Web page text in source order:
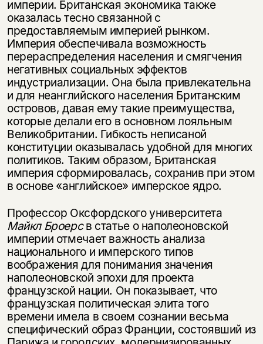
империи. Британская экономика также
оказалась тесно связанной с
предоставляемым империей рынком.
Империя обеспечивала возможность
перераспределения населения и смягчения
негативных социальных эффектов
индустриализации. Она была привлекательна
и для неанглийского населения Британским
островов, давая ему такие преимущества,
которые делали его в основном лояльным
Великобритании. Гибкость неписаной
конституции оказывалась удобной для многих
политиков. Таким образом, Британская
империя сформировалась, сохранив при этом
в основе «английское» имперское ядро.
Профессор Оксфордского университета
Майкл Броерсв статье о наполеоновской
империи отмечает важность анализа
национального и имперского типов
воображения для понимания значения
наполеоновской эпохи для проекта
французской нации. Он показывает, что
французская политическая элита того
времени имела в своем сознании весьма
специфический образ Франции, состоявший из